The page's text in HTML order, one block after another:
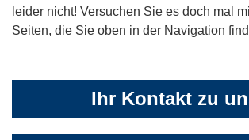
leider nicht! Versuchen Sie es doch mal
Seiten, die Sie oben in der Navigation
Ihr Kontakt zu